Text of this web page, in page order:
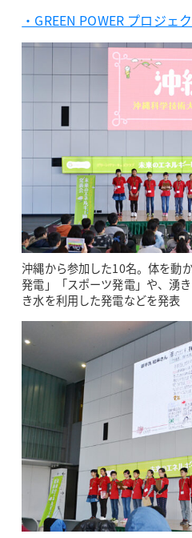
・GREEN POWER プロジェ
沖縄から参加した10名。体を動
発電」「スポーツ発電」や、湧
き水を利用した発電などを発表